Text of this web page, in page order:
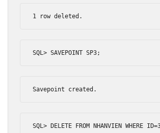
1 row deleted .
SQL> SAVEPOINT SP3;
Savepoint created .
SQL> DELETE FROM NHANVIEN WHERE ID=